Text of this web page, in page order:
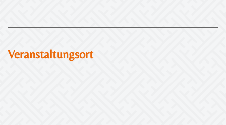
Veranstaltungsort